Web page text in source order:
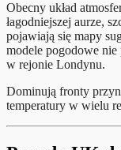
Obecny układ
łagodniejszej aurze,
pojawiają się mapy
modele pogodowe
w rejonie Londynu.
Dominują fronty
temperatury w wielu